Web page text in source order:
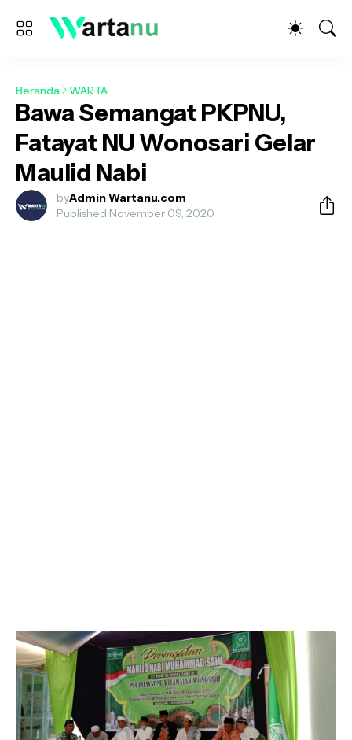
Beranda WARTA
Bawa Semangat PKPNU,
Fatayat NU Wonosari Gelar
Maulid Nabi
byAdmin Wartanu.com
Published:November 09, 2020